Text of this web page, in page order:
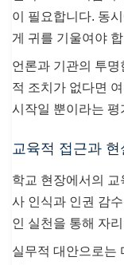
이 필요합니다. 동
게 귀를 기울여야
언론과 기관의 투
적 조치가 없다면
시작일 뿐이라는
교육적 접근과
학교 현장에서의
사 인식과 인권 감
인 실천을 통해 자
실무적 대안으로는